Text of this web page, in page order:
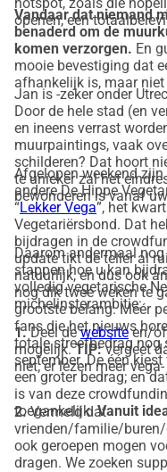
Goed,
het
1 december
Urk, een nieuw
hartje Utrecht,
vegetarische
nieuws, ware
team vanaf dag
een mooie
bezorgen, maar
vegetarische
Nederland wil
want er is geen
openen, een
Vandaar dat niemand
benaderd om de
komen verzorgen. En
mooie bevestiging dat
afhankelijk is, maar
Jan is -zeker onder
Door de hele stad (en
en ineens verrast
muurpaintings, vaak
schilderen? Dat hoort
te unieker zal het
bewonderen is vanaf
Afgelopen weekend
andere De Hippe
“Lekker Vega”, het
Vegetariërsbond. Dat
bijdragen in de
update tikt de teller al
natuurlijk, en dus ook
nog dik twee weken te
grootste belang. Méér
fans die het nieuws
totale streefbedrag nog
september. De één
een groter bedrag; en
is van deze
toegankelijk.Vanuit
Daarom andermaal
stappen hoe u kan
volledig vegetarische
michelinsterambitie:
1.Deel dewebsiteen/of
mogelijk.TIP:vergeet
niet; er lezen meer
2.Vermeld dat
vrienden/familie/buren/
ook geroepen mogen
dragen. We zoeken